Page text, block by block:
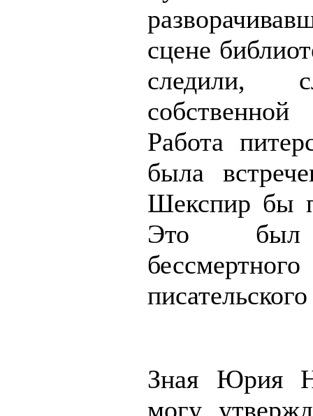
сцене
следили,
Работа
была
Шекспир бы
Это был
бессмертного
Зная Юрия
могу